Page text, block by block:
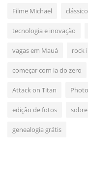
Filme Michael
tecnologia e inovação
vagas em Mauá rock
começar com ia do zero
Attack on Titan
edição de fotos
genealogia grátis